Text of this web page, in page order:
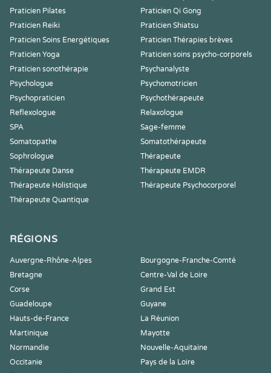
Praticien Pilates
Praticien Qi Gong
Praticien Reiki
Praticien Shiatsu
Praticien Soins Energétiques
Praticien Thérapies brèves
Praticien Yoga
Praticien soins psycho-corporels
Praticien sonothérapie
Psychanalyste
Psychologue
Psychomotricien
Psychopraticien
Psychothérapeute
Reflexologue
Relaxologue
SPA
Sage-femme
Somatopathe
Somatothérapeute
Sophrologue
Thérapeute
Thérapeute Danse
Thérapeute EMDR
Thérapeute Holistique
Thérapeute Psychocorporel
Thérapeute Quantique
RÉGIONS
Auvergne-Rhône-Alpes
Bourgogne-Franche-Comté
Bretagne
Centre-Val de Loire
Corse
Grand Est
Guadeloupe
Guyane
Hauts-de-France
La Réunion
Martinique
Mayotte
Normandie
Nouvelle-Aquitaine
Occitanie
Pays de la Loire